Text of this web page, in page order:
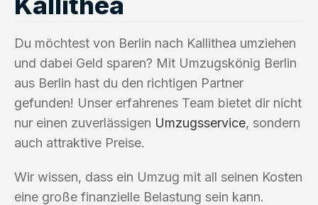
Du möchtest von Berlin nach Kallithea umziehen
und dabei Geld sparen? Mit Umzugskönig Berlin
aus Berlin hast du den richtigen Partner
gefunden! Unser erfahrenes Team bietet dir nicht
nur einen zuverlässigen Umzugsservice, sondern
auch attraktive Preise.
Wir wissen, dass ein Umzug mit all seinen Kosten
eine große finanzielle Belastung sein kann.